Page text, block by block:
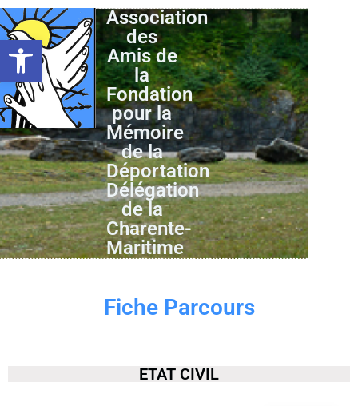
Ouvrir la barre d’outils
Association
des
Amis de
la
Fondation
pour la
Mémoire
de la
Déportation
Délégation
de la
Charente-
Maritime
Fiche Parcours
ETAT CIVIL